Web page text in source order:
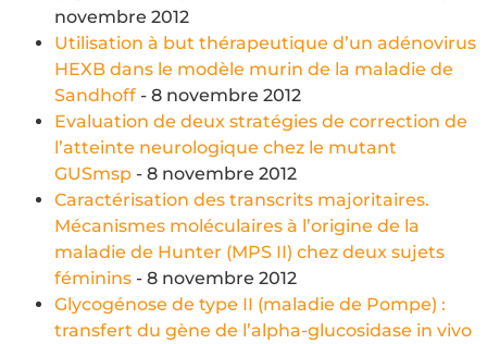
novembre 2012
Utilisation à but thérapeutique d’un adénovirus
HEXB dans le modèle murin de la maladie de
Sandhoff - 8 novembre 2012
Evaluation de deux stratégies de correction de
l’atteinte neurologique chez le mutant
GUSmsp - 8 novembre 2012
Caractérisation des transcrits majoritaires.
Mécanismes moléculaires à l’origine de la
maladie de Hunter (MPS II) chez deux sujets
féminins - 8 novembre 2012
Glycogénose de type II (maladie de Pompe) :
transfert du gène de l’alpha-glucosidase in vivo